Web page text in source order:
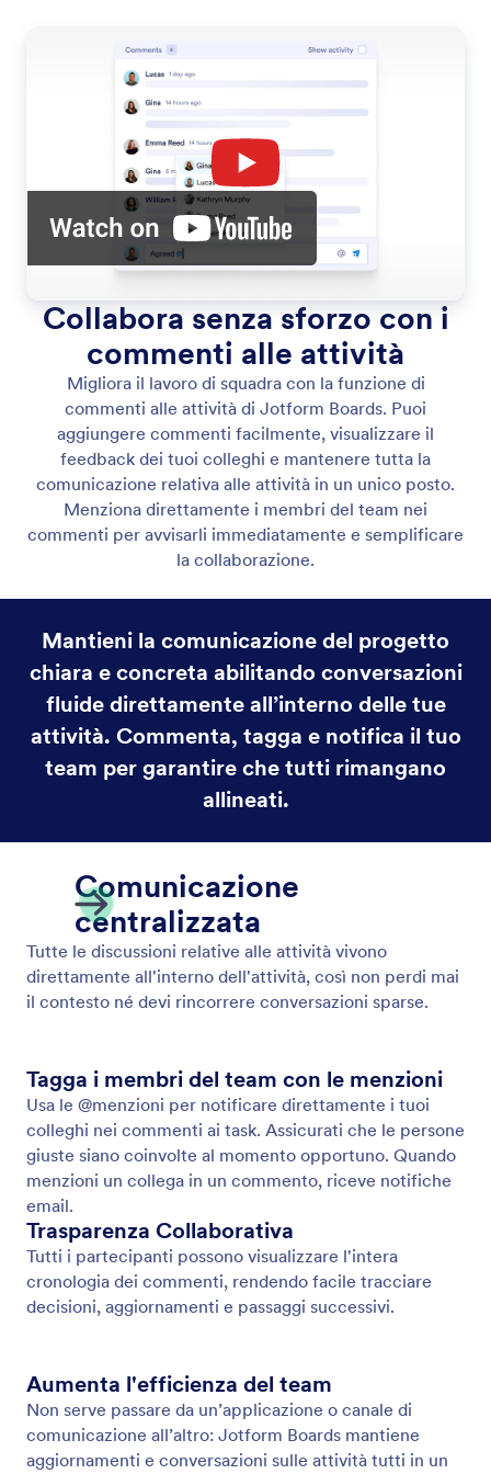
Collabora senza sforzo con i
commenti alle attività
Migliora il lavoro di squadra con la funzione di
commenti alle attività di Jotform Boards. Puoi
aggiungere commenti facilmente, visualizzare il
feedback dei tuoi colleghi e mantenere tutta la
comunicazione relativa alle attività in un unico posto.
Menziona direttamente i membri del team nei
commenti per avvisarli immediatamente e semplificare
la collaborazione.
Mantieni la comunicazione del progetto
chiara e concreta abilitando conversazioni
fluide direttamente all’interno delle tue
attività. Commenta, tagga e notifica il tuo
team per garantire che tutti rimangano
allineati.
Comunicazione
centralizzata
Tutte le discussioni relative alle attività vivono
direttamente all'interno dell'attività, così non perdi mai
il contesto né devi rincorrere conversazioni sparse.
Tagga i membri del team con le menzioni
Usa le @menzioni per notificare direttamente i tuoi
colleghi nei commenti ai task. Assicurati che le persone
giuste siano coinvolte al momento opportuno. Quando
menzioni un collega in un commento, riceve notifiche
email.
Trasparenza Collaborativa
Tutti i partecipanti possono visualizzare l'intera
cronologia dei commenti, rendendo facile tracciare
decisioni, aggiornamenti e passaggi successivi.
Aumenta l'efficienza del team
Non serve passare da un’applicazione o canale di
comunicazione all’altro: Jotform Boards mantiene
aggiornamenti e conversazioni sulle attività tutti in un